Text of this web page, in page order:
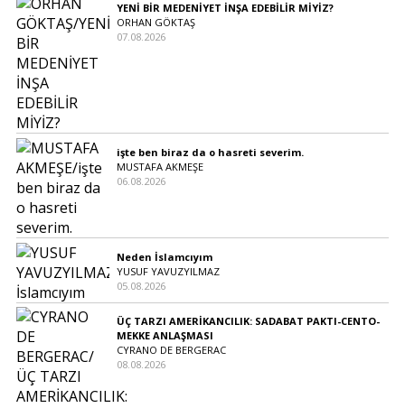
YENİ BİR MEDENİYET İNŞA EDEBİLİR MİYİZ?
ORHAN GÖKTAŞ
07.08.2026
işte ben biraz da o hasreti severim.
MUSTAFA AKMEŞE
06.08.2026
Neden İslamcıyım
YUSUF YAVUZYILMAZ
05.08.2026
ÜÇ TARZI AMERİKANCILIK: SADABAT PAKTI-CENTO-
MEKKE ANLAŞMASI
CYRANO DE BERGERAC
08.08.2026